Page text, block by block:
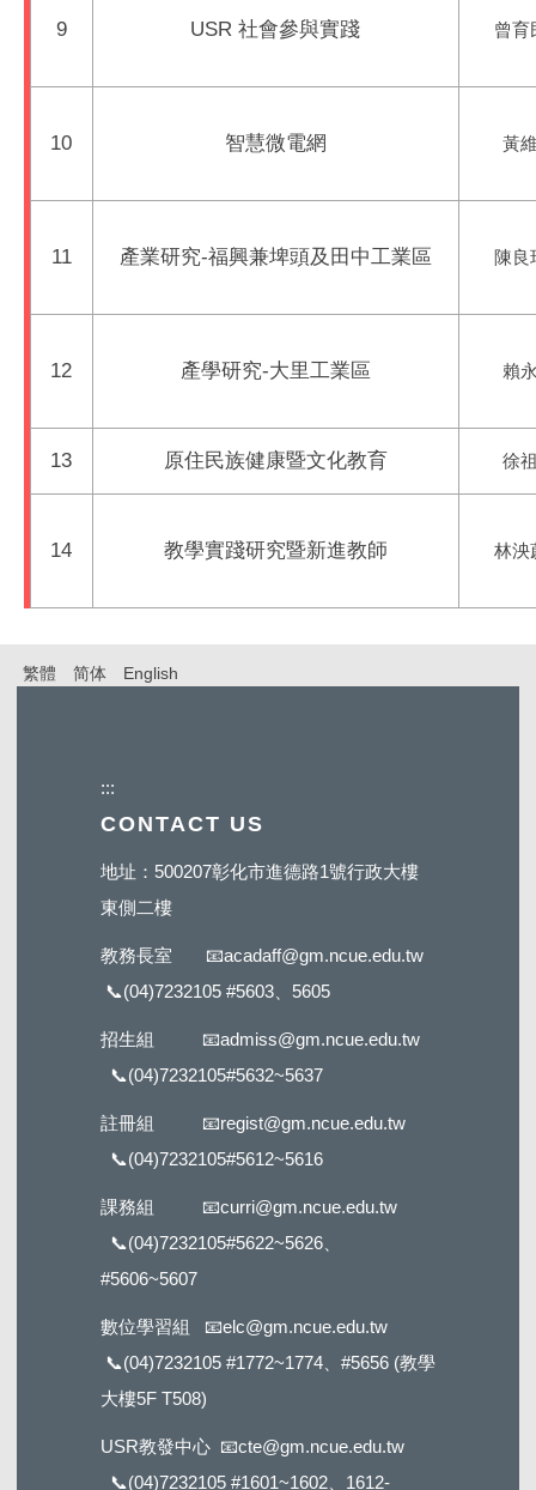
9 USR 社會參與實踐 曾育
10 智慧微電網 黃
11 產業研究-福興兼埤頭及田中工業區 陳良
12 產學研究-大里工業區 賴
13 原住民族健康暨文化教育 徐
14 教學實踐研究暨新進教師 林泱
繁體 简体 English
:::
CONTACT US
地址：500207彰化市進德路1號行政大樓
東側二樓
教務長室 📧acadaff@gm.ncue.edu.tw
📞(04)7232105 #5603 、5605
招生組 📧admiss@gm.ncue.edu.tw
📞(04)7232105#5632~5637
註冊組 📧regist@gm.ncue.edu.tw
📞(04)7232105#5612~5616
課務組 📧curri@gm.ncue.edu.tw
📞(04)7232105#5622~5626、
#5606~5607
數位學習組 📧elc@gm.ncue.edu.tw
📞(04)7232105 #1772~1774、#5656 (教學
大樓5F T508)
USR教發中心 📧cte@gm.ncue.edu.tw
📞(04)7232105 #1601~1602、1612-